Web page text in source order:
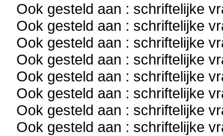
Ook gesteld aan : schriftelijke
Ook gesteld aan : schriftelijke
Ook gesteld aan : schriftelijke
Ook gesteld aan : schriftelijke
Ook gesteld aan : schriftelijke
Ook gesteld aan : schriftelijke
Ook gesteld aan : schriftelijke
Ook gesteld aan : schriftelijke